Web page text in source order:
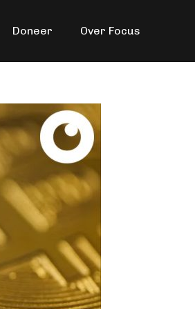
Doneer Over Focus